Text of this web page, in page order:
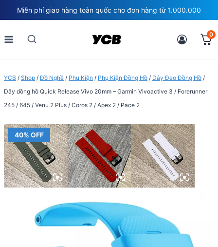
to
content
Miễn phí giao hàng toàn quốc cho đơn hàng từ 1.000.000
0
YCB / Shop /Đồ Nghề / Phụ Kiện / Phụ Kiện Đồng Hồ / Dây Đeo Đồng Hồ /
Dây đồng hồ Quick Release Vivo 20mm – Garmin Vivoactive 3 / Forerunner
245 / 645 / Venu 2 Plus / Coros 2 / Apex 2 / Pace 2
40% OFF